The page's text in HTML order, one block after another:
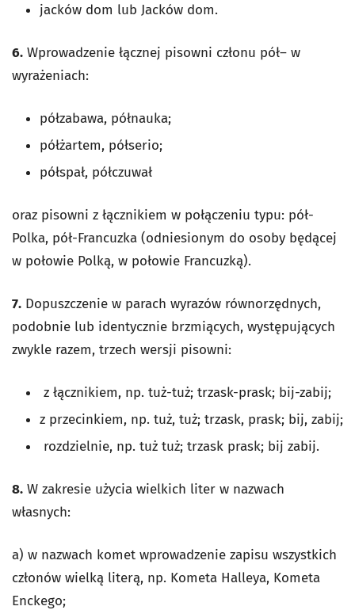
jacków dom lub Jacków dom.
6. Wprowadzenie łącznej pisowni członu pół– w
wyrażeniach:
półzabawa, półnauka;
półżartem, półserio;
półspał, półczuwał
oraz pisowni z łącznikiem w połączeniu typu: pół-
Polka, pół-Francuzka (odniesionym do osoby będącej
w połowie Polką, w połowie Francuzką).
7. Dopuszczenie w parach wyrazów równorzędnych,
podobnie lub identycznie brzmiących, występujących
zwykle razem, trzech wersji pisowni:
z łącznikiem, np. tuż-tuż; trzask-prask; bij-zabij;
z przecinkiem, np. tuż, tuż; trzask, prask; bij, zabij;
rozdzielnie, np. tuż tuż; trzask prask; bij zabij.
8. W zakresie użycia wielkich liter w nazwach
własnych:
a) w nazwach komet wprowadzenie zapisu wszystkich
członów wielką literą, np. Kometa Halleya, Kometa
Enckego;